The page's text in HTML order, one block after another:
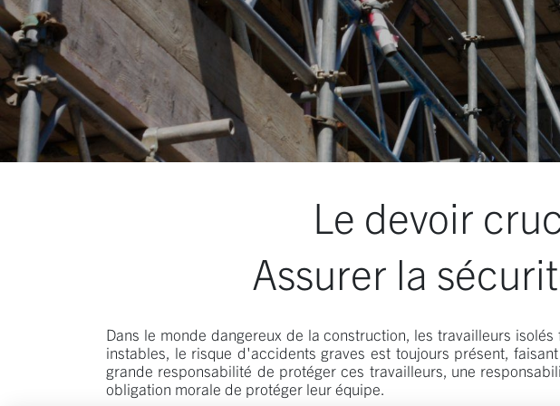
Le devoir
Assurer la
Dans le monde dangereux de la construction, les travailleurs
instables, le risque d'accidents graves est toujours présent,
grande responsabilité de protéger ces travailleurs, une
obligation morale de protéger leur équipe.